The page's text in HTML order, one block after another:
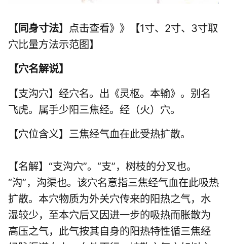
【同身寸法】点击查看》》【1寸、2寸、3寸取
穴比量方法示范图】
【穴名解说】
【支沟穴】经穴名。出《灵枢。本输》。别名
飞虎。属手少阳三焦经。经（火）穴。
【穴位含义】三焦经气血在此受热扩散。
【名解】“支沟穴”。“支”，树枝的分叉也。
“沟”，沟渠也。该穴名意指三焦经气血在此吸热
扩散。本穴物质为外关穴传来的阳热之气，水
湿较少，至本穴后又因进一步的吸热而胀散为
高压之气，此气按其自身的阳热特性循三焦经